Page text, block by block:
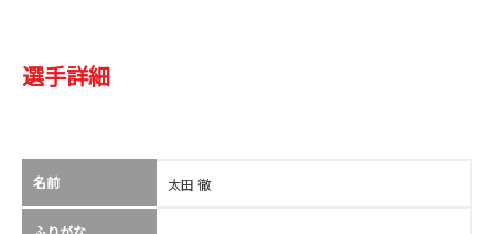
選手詳細
名前 太田 徹